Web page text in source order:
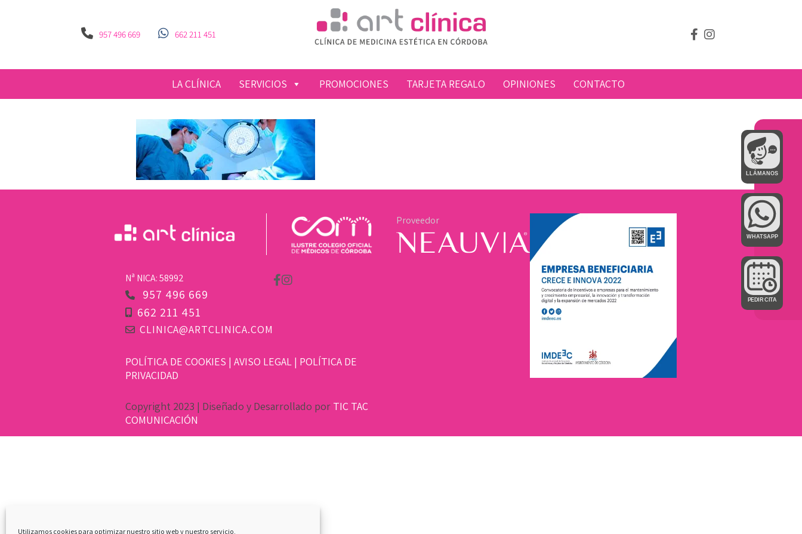
Utilizamos cookies para optimizar nuestro sitio web y nuestro servicio.
957 496 669 662 211 451
LA CLÍNICA SERVICIOS PROMOCIONES TARJETA REGALO OPINIONES CONTACTO
LLÁMANOS
WHATSAPP
PEDIR CITA
Nª NICA: 58992
957 496 669
662 211 451
CLINICA@ARTCLINICA.COM
POLÍTICA DE COOKIES | AVISO LEGAL | POLÍTICA DE
PRIVACIDAD
Copyright 2023 | Diseñado y Desarrollado por TIC TAC
COMUNICACIÓN
Proveedor